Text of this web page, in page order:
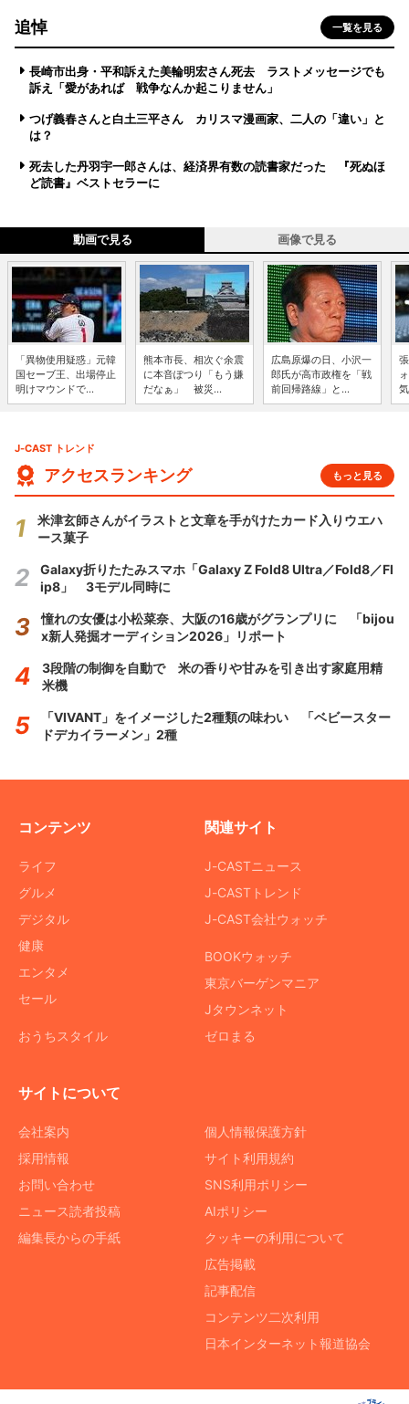
追悼 一覧を見る
長崎市出身・平和訴えた美輪明宏さん死去 ラストメッセージでも
訴え「愛があれば 戦争なんか起こりません」
つげ義春さんと白土三平さん カリスマ漫画家、二人の「違い」と
は？
死去した丹羽宇一郎さんは、経済界有数の読書家だった 『死ぬほ
ど読書』ベストセラーに
動画で見る 画像で見る
「異物使用疑惑」元韓
国セーブ王、出場停止
明けマウンドで...
熊本市長、相次ぐ余震
に本音ぽつり「もう嫌
だなぁ」 被災...
広島原爆の日、小沢一
郎氏が高市政権を「戦
前回帰路線」と...
J-CAST トレンド
アクセスランキング もっと見る
米津玄師さんがイラストと文章を手がけたカード入りウエハ
ース菓子
Galaxy折りたたみスマホ「Galaxy Z Fold8 Ultra／Fold8／Fl
ip8」 3モデル同時に
憧れの女優は小松菜奈、大阪の16歳がグランプリに 「bijou
x新人発掘オーディション2026」リポート
3段階の制御を自動で 米の香りや甘みを引き出す家庭用精
米機
「VIVANT」をイメージした2種類の味わい 「ベビースター
ドデカイラーメン」2種
コンテンツ
ライフ
グルメ
デジタル
健康
エンタメ
セール
おうちスタイル
関連サイト
J-CASTニュース
J-CASTトレンド
J-CAST会社ウォッチ
BOOKウォッチ
東京バーゲンマニア
Jタウンネット
ゼロまる
サイトについて
会社案内
採用情報
お問い合わせ
ニュース読者投稿
編集長からの手紙
個人情報保護方針
サイト利用規約
SNS利用ポリシー
AIポリシー
クッキーの利用について
広告掲載
記事配信
コンテンツ二次利用
日本インターネット報道協会